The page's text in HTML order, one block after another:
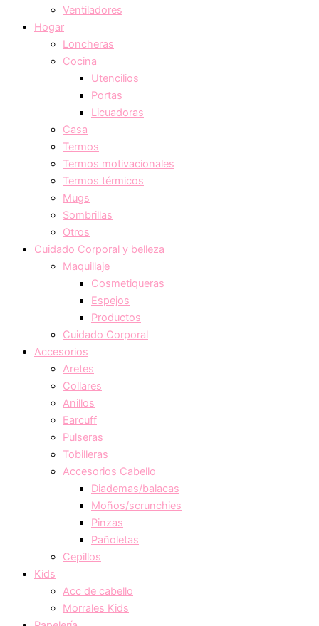
Ventiladores
Hogar
Loncheras
Cocina
Utencilios
Portas
Licuadoras
Casa
Termos
Termos motivacionales
Termos térmicos
Mugs
Sombrillas
Otros
Cuidado Corporal y belleza
Maquillaje
Cosmetiqueras
Espejos
Productos
Cuidado Corporal
Accesorios
Aretes
Collares
Anillos
Earcuff
Pulseras
Tobilleras
Accesorios Cabello
Diademas/balacas
Moños/scrunchies
Pinzas
Pañoletas
Cepillos
Kids
Acc de cabello
Morrales Kids